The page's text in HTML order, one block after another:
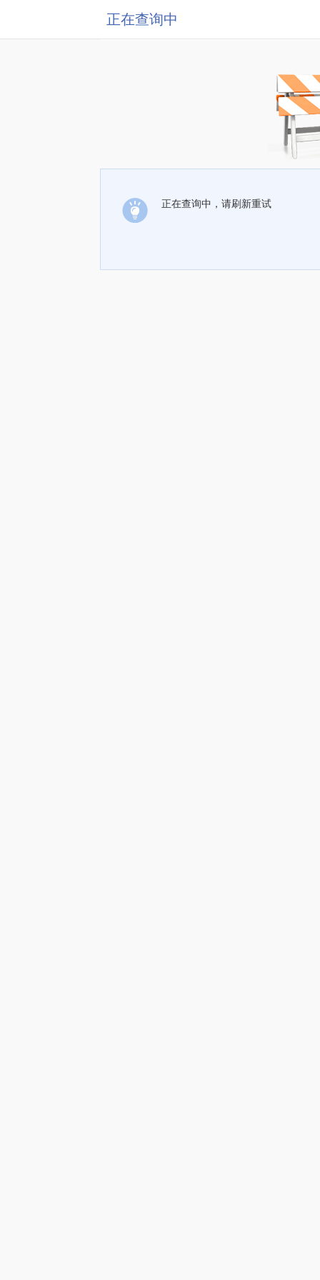
正在查询中
正在查询中，请刷新重试